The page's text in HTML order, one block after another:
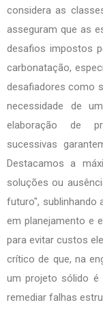
considera as
asseguram que as
desafios impostos
carbonatação,
desafiadores como
necessidade de
elaboração de
sucessivas
Destacamos a
soluções ou
futuro", sublinhando
em planejamento e
para evitar custos
crítico de que, na
um projeto sólido é
remediar falhas